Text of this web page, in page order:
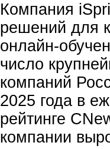
Компания
решений для
онлайн-
число
компаний
2025 года в
рейтинге
компании